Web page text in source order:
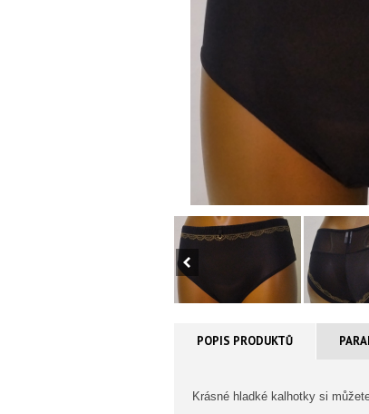
POPIS PRODUKTŮ
Krásné hladké kalhotky si